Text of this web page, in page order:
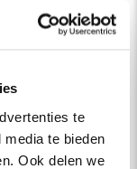
te
te bieden
Ook delen we
"kleurstaal
zachte
elm17